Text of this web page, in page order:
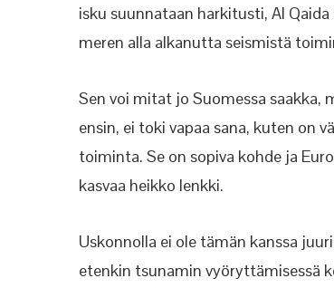
isku suunnataan harkitusti, Al
meren alla alkanutta seismistä
Sen voi mitat jo Suomessa saakka,
ensin, ei toki vapaa sana, kuten on
toiminta. Se on sopiva kohde ja
kasvaa heikko lenkki.
Uskonnolla ei ole tämän kanssa
etenkin tsunamin vyöryttämisessä